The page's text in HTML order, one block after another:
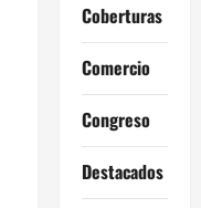
Coberturas
Comercio
Congreso
Destacados